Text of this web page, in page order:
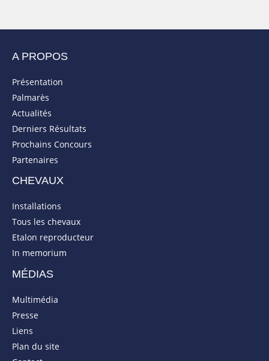
A PROPOS
Présentation
Palmarès
Actualités
Derniers Résultats
Prochains Concours
Partenaires
CHEVAUX
Installations
Tous les chevaux
Etalon reproducteur
In memorium
MÉDIAS
Multimédia
Presse
Liens
Plan du site